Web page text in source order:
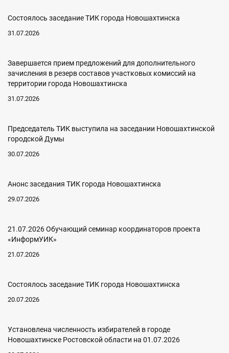
Состоялось заседание ТИК города Новошахтинска
31.07.2026
Завершается прием предложений для дополнительного
зачисления в резерв составов участковых комиссий на
территории города Новошахтинска
31.07.2026
Председатель ТИК выступила на заседании Новошахтинской
городской Думы
30.07.2026
Анонс заседания ТИК города Новошахтинска
29.07.2026
21.07.2026 Обучающий семинар координаторов проекта
«ИнформУИК»
21.07.2026
Состоялось заседание ТИК города Новошахтинска
20.07.2026
Установлена численность избирателей в городе
Новошахтинске Ростовской области на 01.07.2026